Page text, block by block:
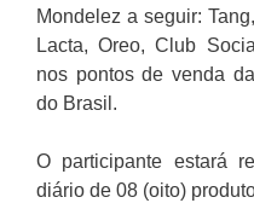
Mondelez a seguir:
Lacta, Oreo, Club
nos pontos de venda
do Brasil.
O participante estará
diário de 08 (oito)